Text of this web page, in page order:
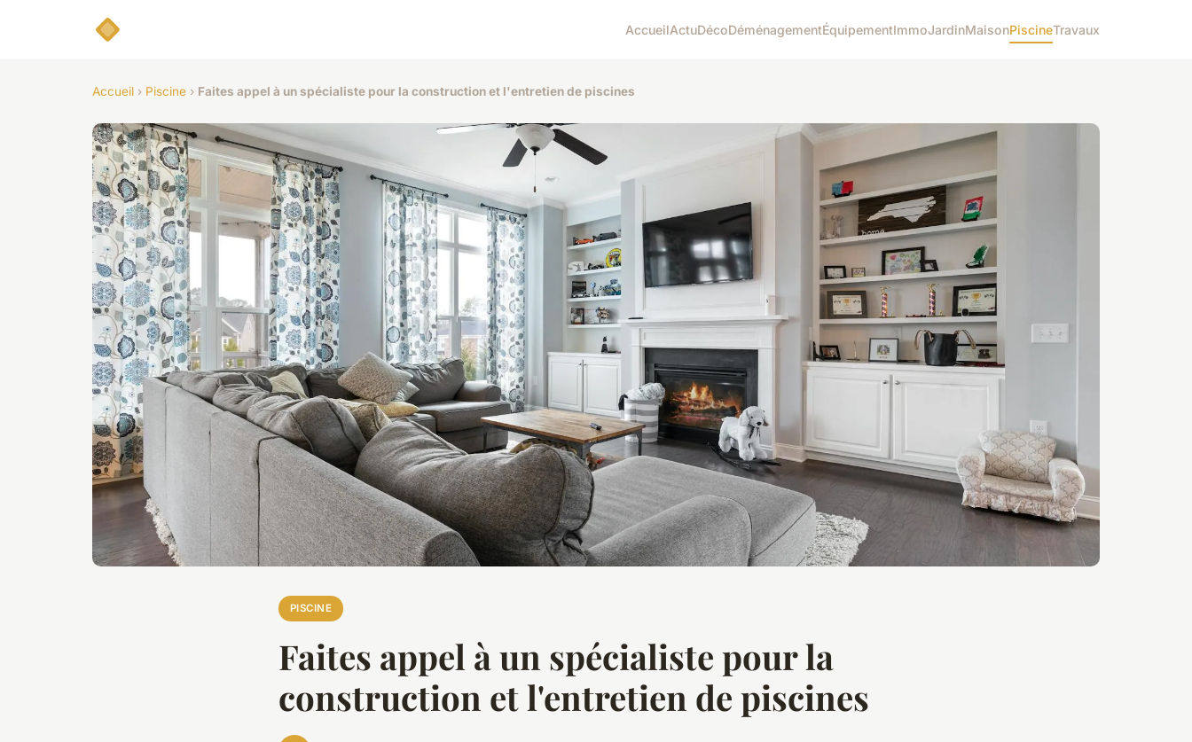
AccueilActuDécoDéménagementÉquipementImmoJardinMaisonPiscineTravaux
Accueil › Piscine › Faites appel à un spécialiste pour la construction et l'entretien de piscines
PISCINE
Faites appel à un spécialiste pour la
construction et l'entretien de piscines